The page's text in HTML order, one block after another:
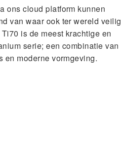
ons cloud platform kunnen
van waar ook ter wereld veilig
is de meest krachtige en
serie; een combinatie van
en moderne vormgeving.